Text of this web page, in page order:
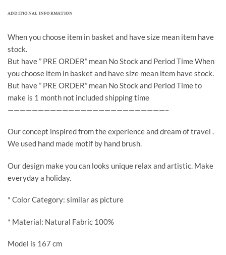
ADDITIONAL INFORMATION
When you choose item in basket and have size mean item have
stock.
But have ” PRE ORDER” mean No Stock and Period Time When
you choose item in basket and have size mean item have stock.
But have ” PRE ORDER” mean No Stock and Period Time to
make is 1 month not included shipping time
——————————————————————————–
Our concept inspired from the experience and dream of travel .
We used hand made motif by hand brush.
Our design make you can looks unique relax and artistic. Make
everyday a holiday.
* Color Category: similar as picture
* Material: Natural Fabric 100%
Model is 167 cm